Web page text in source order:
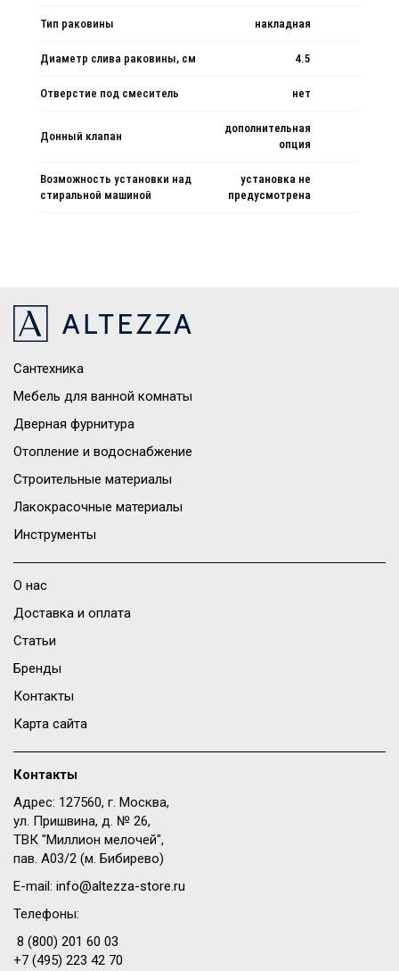
Тип раковины накладная
Диаметр слива раковины, см 4.5
Отверстие под смеситель нет
Донный клапан
дополнительная
опция
Возможность установки над
стиральной машиной
установка не
предусмотрена
Сантехника
Мебель для ванной комнаты
Дверная фурнитура
Отопление и водоснабжение
Строительные материалы
Лакокрасочные материалы
Инструменты
О нас
Доставка и оплата
Статьи
Бренды
Контакты
Карта сайта
Контакты
Адрес: 127560, г. Москва,
ул. Пришвина, д. № 26,
ТВК "Миллион мелочей",
пав. A03/2 (м. Бибирево)
E-mail: info@altezza-store.ru
Телефоны:
8 (800) 201 60 03
+7 (495) 223 42 70